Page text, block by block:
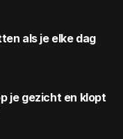
als je elke dag
je gezicht en klopt